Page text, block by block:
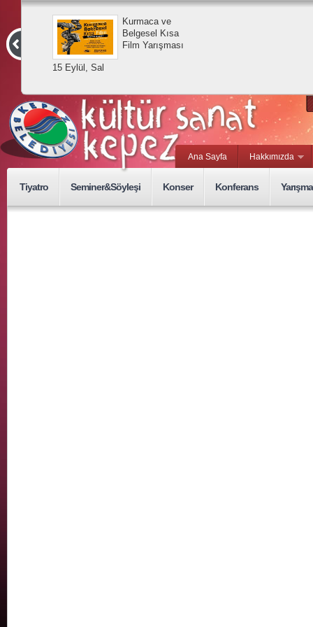
15 Eylül, Sal
Kurmaca ve
Belgesel Kısa
Film Yarışması
Ana Sayfa Hakkımızda
Tiyatro Seminer&Söyleşi Konser Konferans Yarışma